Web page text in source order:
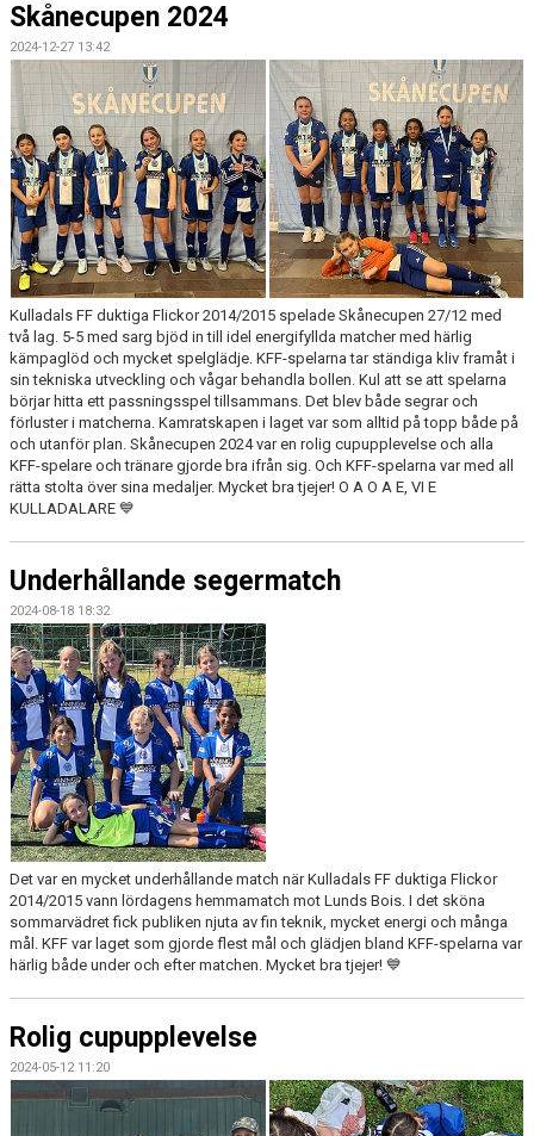
Skånecupen 2024
2024-12-27 13:42
Kulladals FF duktiga Flickor 2014/2015 spelade Skånecupen 27/12 med
två lag. 5-5 med sarg bjöd in till idel energifyllda matcher med härlig
kämpaglöd och mycket spelglädje. KFF-spelarna tar ständiga kliv framåt i
sin tekniska utveckling och vågar behandla bollen. Kul att se att spelarna
börjar hitta ett passningsspel tillsammans. Det blev både segrar och
förluster i matcherna. Kamratskapen i laget var som alltid på topp både på
och utanför plan. Skånecupen 2024 var en rolig cupupplevelse och alla
KFF-spelare och tränare gjorde bra ifrån sig. Och KFF-spelarna var med all
rätta stolta över sina medaljer. Mycket bra tjejer! O A O A E, VI E
KULLADALARE 💙
Underhållande segermatch
2024-08-18 18:32
Det var en mycket underhållande match när Kulladals FF duktiga Flickor
2014/2015 vann lördagens hemmamatch mot Lunds Bois. I det sköna
sommarvädret fick publiken njuta av fin teknik, mycket energi och många
mål. KFF var laget som gjorde flest mål och glädjen bland KFF-spelarna var
härlig både under och efter matchen. Mycket bra tjejer! 💙
Rolig cupupplevelse
2024-05-12 11:20